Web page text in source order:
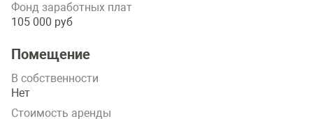
Фонд заработных плат
105 000 руб
Помещение
В собственности
Нет
Стоимость аренды